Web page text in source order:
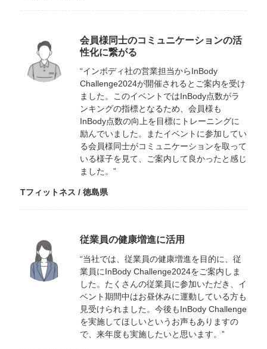
会員様同士のコミュニケーションの活
性化に繋がる
“インボディ社の営業担当からInBody
Challenge2024が開催されるとご案内を受け
ました。このイベントではInBody点数がラ
ンキングの指標となるため、会員様も
InBody点数の向上を目標にトレーニングに
励んでいました。またイベントに参加してい
る会員様同士がコミュニケーションを取って
いる様子を見て、ご案内して良かったと感じ
ました。”
Tフィットネス / 徳島県
従業員の健康増進に活用
“当社では、従業員の健康増進を目的に、従
業員にInBody Challenge2024をご案内しま
した。たくさんの従業員に参加いただき、イ
ベント期間中はお昼休みに運動している方も
見受けられました。今後もInBody Challenge
を実施してほしいというお声もありますの
で、来年度も実施したいと思います。”